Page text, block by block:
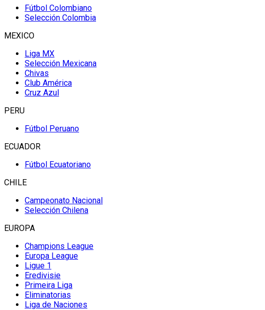
Fútbol Colombiano
Selección Colombia
MEXICO
Liga MX
Selección Mexicana
Chivas
Club América
Cruz Azul
PERU
Fútbol Peruano
ECUADOR
Fútbol Ecuatoriano
CHILE
Campeonato Nacional
Selección Chilena
EUROPA
Champions League
Europa League
Ligue 1
Eredivisie
Primeira Liga
Eliminatorias
Liga de Naciones